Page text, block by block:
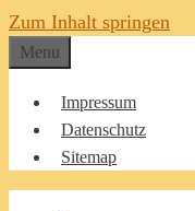
Zum Inhalt springen
Menu
Impressum
Datenschutz
Sitemap